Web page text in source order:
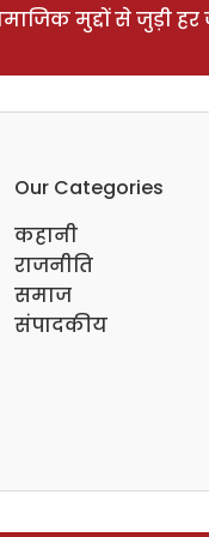
मुद्दों से जुड़ी
Our Categories
कहानी
राजनीति
समाज
संपादकीय